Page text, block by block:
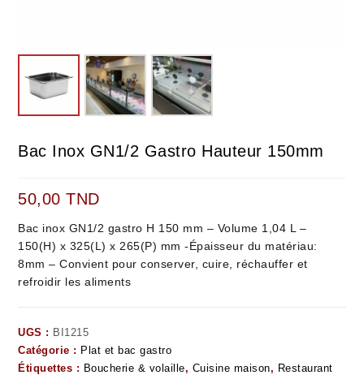
Bac Inox GN1/2 Gastro Hauteur 150mm
50,00TND
Bac inox GN1/2 gastro H 150 mm – Volume 1,04 L –
150(H) x 325(L) x 265(P) mm -Épaisseur du matériau:
8mm – Convient pour conserver, cuire, réchauffer et
refroidir les aliments
UGS : BI1215
Catégorie : Plat et bac gastro
Étiquettes : Boucherie & volaille, Cuisine maison, Restaurant